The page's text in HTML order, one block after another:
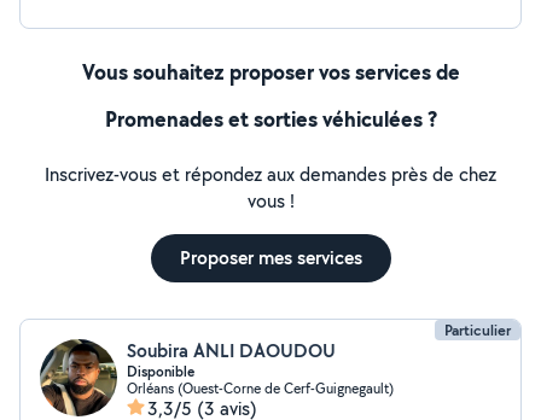
Vous souhaitez proposer vos services de
Promenades et sorties véhiculées ?
Inscrivez-vous et répondez aux demandes près de chez
vous !
Proposer mes services
Particulier
Soubira ANLI DAOUDOU
Disponible
Orléans (Ouest-Corne de Cerf-Guignegault)
3,3/5 (3 avis)